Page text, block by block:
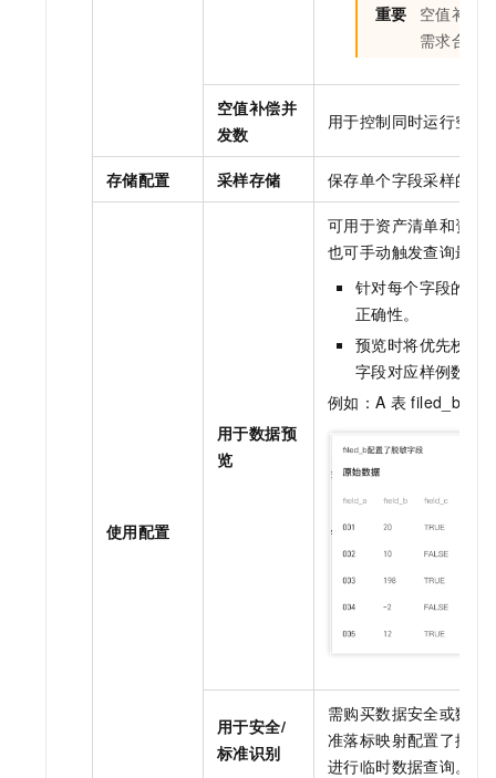
重要
空值补偿
需求合理
空值补偿并
发数
用于控制同时运行空值
存储配置 采样存储 保存单个字段采样的样
使用配置
用于数据预
览
可用于资产清单和资产
也可手动触发查询最新
针对每个字段的采
正确性。
预览时将优先校验
字段对应样例数据
例如：A 表 filed_b
用于安全/
标准识别
需购买数据安全或数据
准落标映射配置了按识
进行临时数据查询。